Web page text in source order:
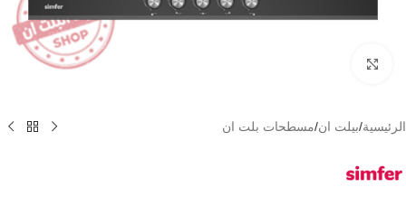
الرئيسية/بيلت ان/مسطحات بلت ان